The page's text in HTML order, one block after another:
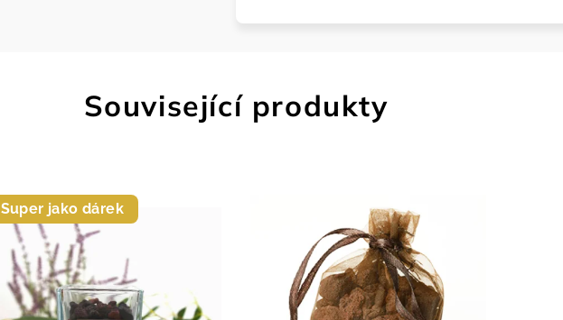
Související produkty
Super jako dárek